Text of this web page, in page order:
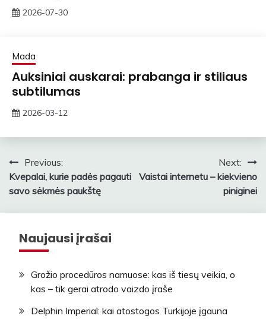
2026-07-30
Mada
Auksiniai auskarai: prabanga ir stiliaus
subtilumas
2026-03-12
Navigacija
tarp
įrašų
Previous:
Kvepalai, kurie padės pagauti
savo sėkmės paukštę
Next:
Vaistai internetu – kiekvieno
piniginei
Naujausi įrašai
Grožio procedūros namuose: kas iš tiesų veikia, o
kas – tik gerai atrodo vaizdo įraše
Delphin Imperial: kai atostogos Turkijoje įgauna